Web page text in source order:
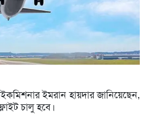
ইমরান হায়দার জানিয়েছেন,
চালু হবে।